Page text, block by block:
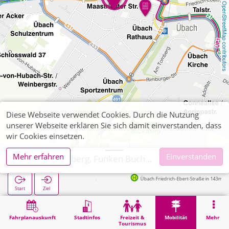
OpenStreetMap contributors
Fahrplanauskunft Stadtinfos
Freizeit &
Tourismus
Mobilität Mehr
Start Ziel
Übach Friedrich-Ebert-Straße in 143m
Mobilität Übach-Palenberg, Funken Buchhandlung
Diese Webseite verwendet Cookies. Durch die Nutzung
unserer Webseite erklären Sie sich damit einverstanden, dass
wir Cookies einsetzen.
Mehr erfahren
Einverstanden